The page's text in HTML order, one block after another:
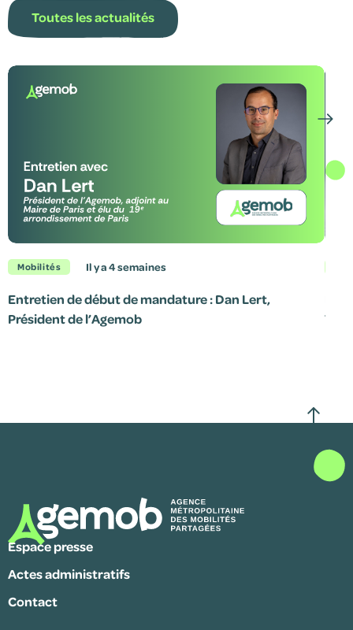
Toutes les actualités
Mobilités il y a 4 semaines
Entretien de début de mandature : Dan Lert,
Président de l’Agemob
7
Espace presse
Actes administratifs
Contact